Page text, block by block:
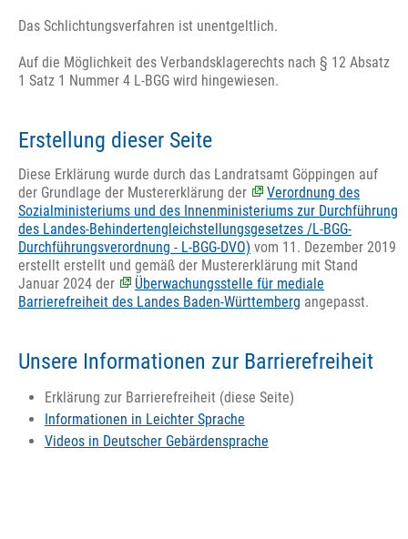
Das Schlichtungsverfahren ist unentgeltlich.
Auf die Möglichkeit des Verbandsklagerechts nach § 12 Absatz
1 Satz 1 Nummer 4 L-BGG wird hingewiesen.
Erstellung dieser Seite
Diese Erklärung wurde durch das Landratsamt Göppingen auf
der Grundlage der Mustererklärung der
Verordnung des
Sozialministeriums und des Innenministeriums zur Durchführung
des Landes-Behindertengleichstellungsgesetzes /L-BGG-
Durchführungsverordnung - L-BGG-DVO) vom 11. Dezember 2019
erstellt erstellt und gemäß der Mustererklärung mit Stand
Januar 2024 der
Überwachungsstelle für mediale
Barrierefreiheit des Landes Baden-Württemberg angepasst.
Unsere Informationen zur Barrierefreiheit
Erklärung zur Barrierefreiheit (diese Seite)
Informationen in Leichter Sprache
Videos in Deutscher Gebärdensprache